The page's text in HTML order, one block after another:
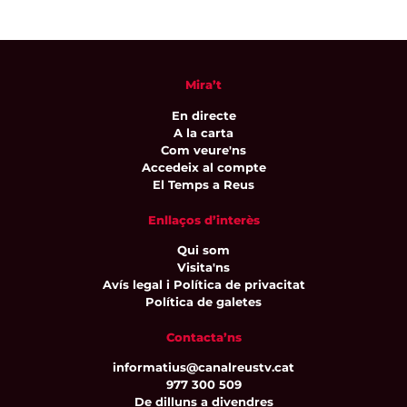
Mira’t
En directe
A la carta
Com veure'ns
Accedeix al compte
El Temps a Reus
Enllaços d’interès
Qui som
Visita'ns
Avís legal i Política de privacitat
Política de galetes
Contacta’ns
informatius@canalreustv.cat
977 300 509
De dilluns a divendres